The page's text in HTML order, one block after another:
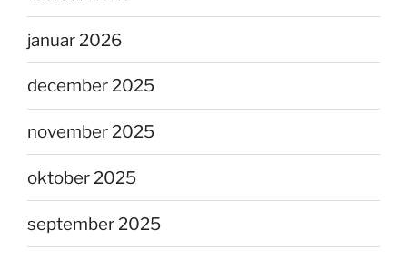
januar 2026
december 2025
november 2025
oktober 2025
september 2025